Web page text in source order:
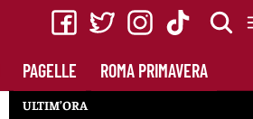
PAGELLE ROMA PRIMAVERA
ULTIM’ORA